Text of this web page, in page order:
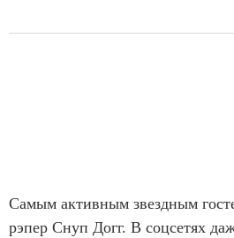
Самым активным звездным
рэпер Снуп Догг. В соцсетях